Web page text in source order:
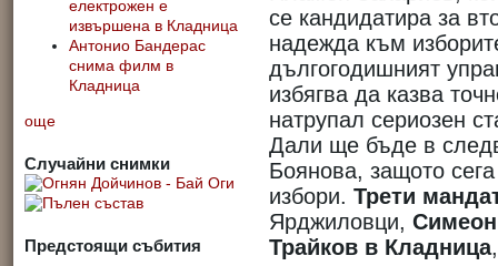
електрожен е
извършена в Кладница
Антонио Бандерас
снима филм в
Кладница
още
Случайни снимки
Предстоящи събития
се кандидатира за
надежда към
дългогодишният
избягва да казва
натрупал сериозен
Дали ще бъде в
Боянова, защото
избори. Трети
Ярджиловци,
Трайков в Кладница